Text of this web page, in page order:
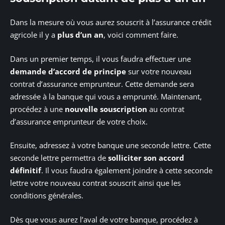
Dans la mesure où vous aurez souscrit à l’assurance crédit
agricole il y a plus d’un an, voici comment faire.
Dans un premier temps, il vous faudra effectuer une
demande d’accord de principe sur votre nouveau
contrat d’assurance emprunteur. Cette demande sera
adressée à la banque qui vous a emprunté. Maintenant,
procédez à une nouvelle souscription au contrat
d’assurance emprunteur de votre choix.
Ensuite, adressez à votre banque une seconde lettre. Cette
seconde lettre permettra de solliciter son accord
définitif. Il vous faudra également joindre à cette seconde
lettre votre nouveau contrat souscrit ainsi que les
conditions générales.
Dès que vous aurez l’aval de votre banque, procédez à